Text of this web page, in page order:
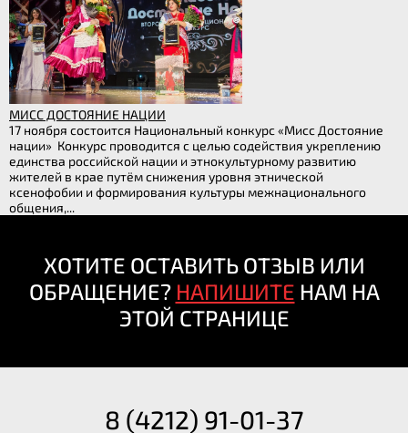
МИСС ДОСТОЯНИЕ НАЦИИ
17 ноября состоится Национальный конкурс «Мисс Достояние
нации» Конкурс проводится с целью содействия укреплению
единства российской нации и этнокультурному развитию
жителей в крае путём снижения уровня этнической
ксенофобии и формирования культуры межнационального
общения,...
ХОТИТЕ ОСТАВИТЬ ОТЗЫВ ИЛИ
ОБРАЩЕНИЕ? НАПИШИТЕ НАМ НА
ЭТОЙ СТРАНИЦЕ
8 (4212) 91-01-37